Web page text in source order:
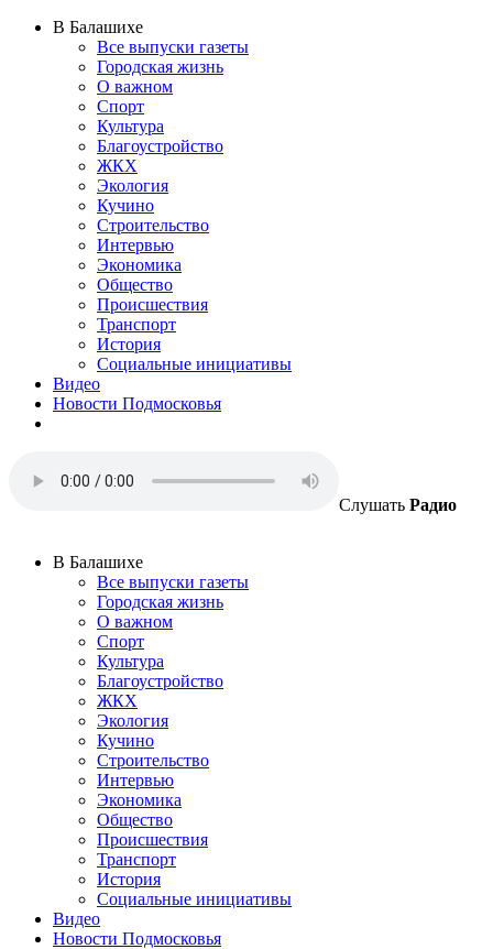
В Балашихе
Все выпуски газеты
Городская жизнь
О важном
Спорт
Культура
Благоустройство
ЖКХ
Экология
Кучино
Строительство
Интервью
Экономика
Общество
Происшествия
Транспорт
История
Социальные инициативы
Видео
Новости Подмосковья
Слушать Радио
В Балашихе
Все выпуски газеты
Городская жизнь
О важном
Спорт
Культура
Благоустройство
ЖКХ
Экология
Кучино
Строительство
Интервью
Экономика
Общество
Происшествия
Транспорт
История
Социальные инициативы
Видео
Новости Подмосковья